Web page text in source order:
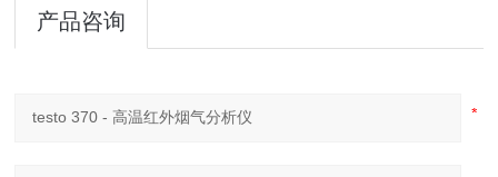
产品咨询